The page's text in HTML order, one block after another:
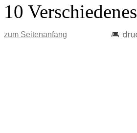
10 Verschiedenes
zum Seitenanfang